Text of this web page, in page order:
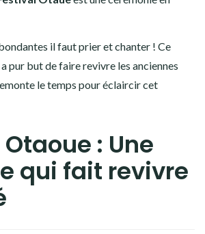
il faut prier et chanter ! Ce
pur but de faire revivre les anciennes
le temps pour éclaircir cet
: Une
qui fait revivre